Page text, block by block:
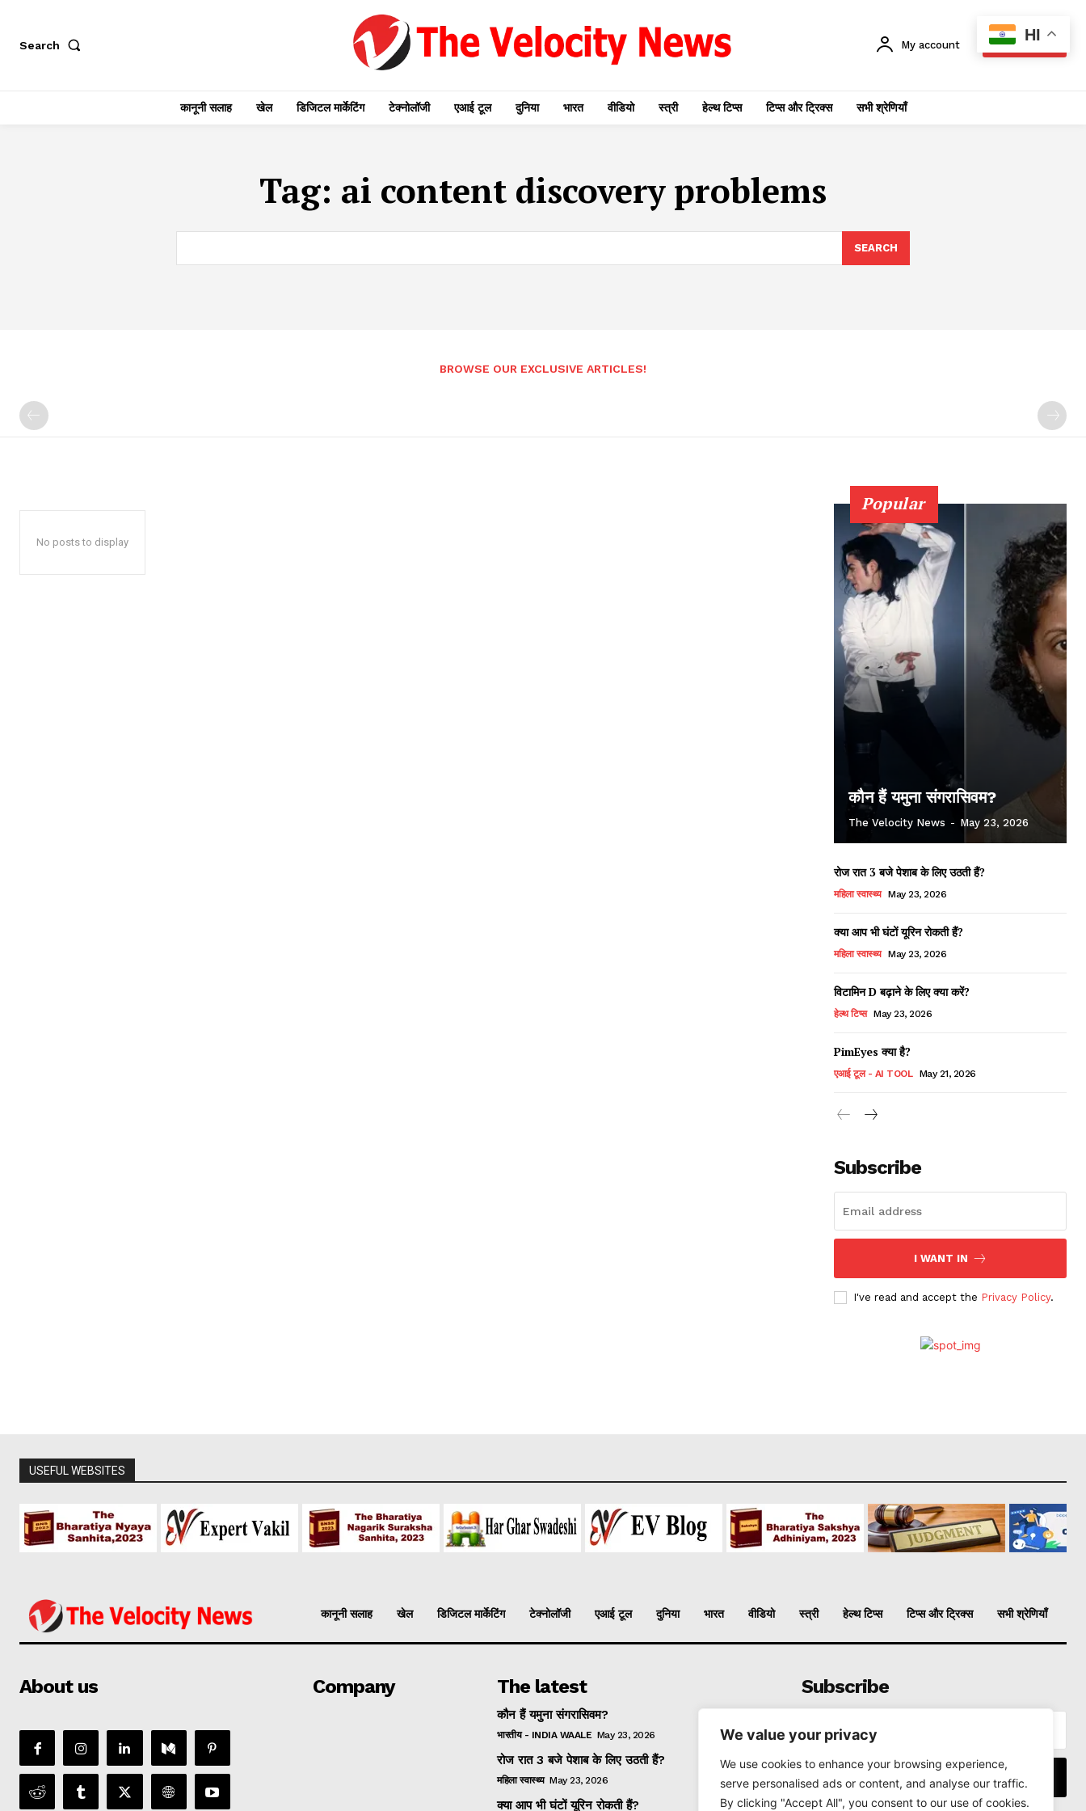
We value your privacy
We use cookies to enhance your browsing experience,
serve personalised ads or content, and analyse our traffic.
By clicking "Accept All", you consent to our use of cookies.
Search My account SUBSCRIBE
कानूनी सलाह खेल डिजिटल मार्केटिंग टेक्नोलॉजी एआई टूल दुनिया भारत वीडियो स्त्री हेल्थ टिप्स टिप्स और ट्रिक्स सभी श्रेणियाँ
Tag: ai content discovery problems
SEARCH
BROWSE OUR EXCLUSIVE ARTICLES!
No posts to display
Popular
कौन हैं यमुना संगरासिवम?
The Velocity News - May 23, 2026
रोज रात 3 बजे पेशाब के लिए उठती हैं?
महिला स्वास्थ्य May 23, 2026
क्या आप भी घंटों यूरिन रोकती हैं?
महिला स्वास्थ्य May 23, 2026
विटामिन D बढ़ाने के लिए क्या करें?
हेल्थ टिप्स May 23, 2026
PimEyes क्या है?
एआई टूल - AI TOOL May 21, 2026
Subscribe
I WANT IN
I've read and accept the Privacy Policy.
USEFUL WEBSITES
कानूनी सलाह खेल डिजिटल मार्केटिंग टेक्नोलॉजी एआई टूल दुनिया भारत वीडियो स्त्री हेल्थ टिप्स टिप्स और ट्रिक्स सभी श्रेणियाँ
About us Company The latest
कौन हैं यमुना संगरासिवम?
भारतीय - INDIA WAALE May 23, 2026
रोज रात 3 बजे पेशाब के लिए उठती हैं?
महिला स्वास्थ्य May 23, 2026
क्या आप भी घंटों यूरिन रोकती हैं?
Subscribe
I WANT IN
HI